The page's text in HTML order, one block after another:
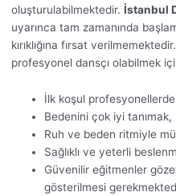
oluşturulabilmektedir. İstanbul
uyarınca tam zamanında
kırıklığına fırsat
profesyonel dansçı olabilmek
İlk koşul
Bedenini çok iyi tanımak,
Ruh ve beden ritmiyle
Sağlıklı ve yeterli
Güvenilir eğitmenler
gösterilmesi